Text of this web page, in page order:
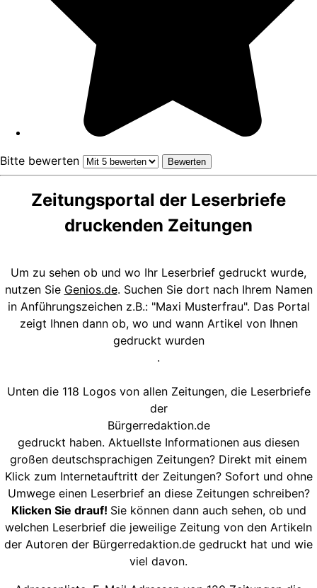
Bitte bewerten
Zeitungsportal der Leserbriefe
druckenden Zeitungen
Um zu sehen ob und wo Ihr Leserbrief gedruckt wurde,
nutzen Sie Genios.de. Suchen Sie dort nach Ihrem Namen
in Anführungszeichen z.B.: "Maxi Musterfrau". Das Portal
zeigt Ihnen dann ob, wo und wann Artikel von Ihnen
gedruckt wurden
.
Unten die 118 Logos von allen Zeitungen, die Leserbriefe
der
Bürgerredaktion.de
gedruckt haben. Aktuellste Informationen aus diesen
großen deutschsprachigen Zeitungen? Direkt mit einem
Klick zum Internetauftritt der Zeitungen? Sofort und ohne
Umwege einen Leserbrief an diese Zeitungen schreiben?
Klicken Sie drauf! Sie können dann auch sehen, ob und
welchen Leserbrief die jeweilige Zeitung von den Artikeln
der Autoren der Bürgerredaktion.de gedruckt hat und wie
viel davon.